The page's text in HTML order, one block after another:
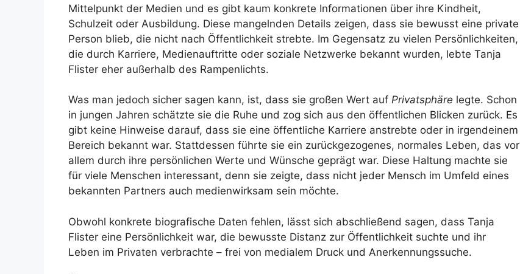
Mittelpunkt der Medien und es gibt kaum konkrete Informationen über ihre Kindheit,
Schulzeit oder Ausbildung. Diese mangelnden Details zeigen, dass sie bewusst eine private
Person blieb, die nicht nach Öffentlichkeit strebte. Im Gegensatz zu vielen Persönlichkeiten,
die durch Karriere, Medienauftritte oder soziale Netzwerke bekannt wurden, lebte Tanja
Flister eher außerhalb des Rampenlichts.
Was man jedoch sicher sagen kann, ist, dass sie großen Wert auf Privatsphäre legte. Schon
in jungen Jahren schätzte sie die Ruhe und zog sich aus den öffentlichen Blicken zurück. Es
gibt keine Hinweise darauf, dass sie eine öffentliche Karriere anstrebte oder in irgendeinem
Bereich bekannt war. Stattdessen führte sie ein zurückgezogenes, normales Leben, das vor
allem durch ihre persönlichen Werte und Wünsche geprägt war. Diese Haltung machte sie
für viele Menschen interessant, denn sie zeigte, dass nicht jeder Mensch im Umfeld eines
bekannten Partners auch medienwirksam sein möchte.
Obwohl konkrete biografische Daten fehlen, lässt sich abschließend sagen, dass Tanja
Flister eine Persönlichkeit war, die bewusste Distanz zur Öffentlichkeit suchte und ihr
Leben im Privaten verbrachte – frei von medialem Druck und Anerkennungssuche.